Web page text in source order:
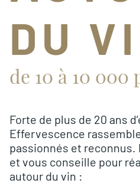
DU
de 10 à 10
Forte de plus de 20 ans
Effervescence
passionnés et reconnus.
et vous conseille pour
autour du vin :